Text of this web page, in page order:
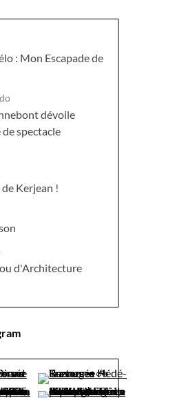
: Mon Escapade de
dévoile
de spectacle
Kerjean !
d'Architecture